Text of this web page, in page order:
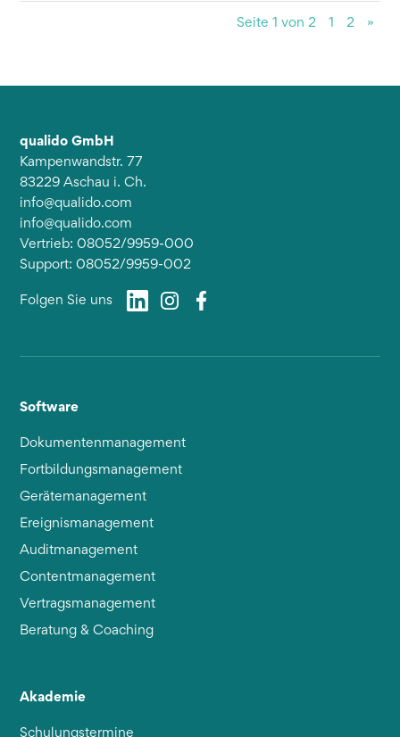
Seite 1 von 2 1 2 »
qualido GmbH
Kampenwandstr. 77
83229 Aschau i. Ch.
info@qualido.com
info@qualido.com
Vertrieb: 08052/9959-000
Support: 08052/9959-002
Folgen Sie uns
Software
Dokumentenmanagement
Fortbildungsmanagement
Gerätemanagement
Ereignismanagement
Auditmanagement
Contentmanagement
Vertragsmanagement
Beratung & Coaching
Akademie
Schulungstermine